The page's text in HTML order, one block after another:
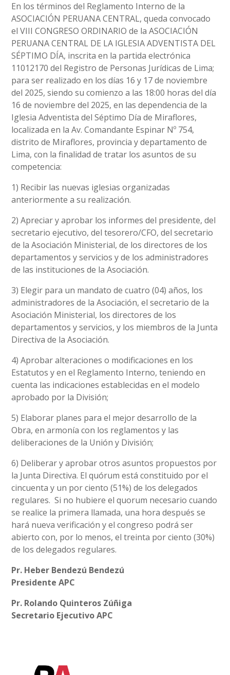
En los términos del Reglamento Interno de la
ASOCIACIÓN PERUANA CENTRAL, queda convocado
el VIII CONGRESO ORDINARIO de la ASOCIACIÓN
PERUANA CENTRAL DE LA IGLESIA ADVENTISTA DEL
SÉPTIMO DÍA, inscrita en la partida electrónica
11012170 del Registro de Personas Jurídicas de Lima;
para ser realizado en los días 16 y 17 de noviembre
del 2025, siendo su comienzo a las 18:00 horas del día
16 de noviembre del 2025, en las dependencia de la
Iglesia Adventista del Séptimo Día de Miraflores,
localizada en la Av. Comandante Espinar Nº 754,
distrito de Miraflores, provincia y departamento de
Lima, con la finalidad de tratar los asuntos de su
competencia:
1) Recibir las nuevas iglesias organizadas
anteriormente a su realización.
2) Apreciar y aprobar los informes del presidente, del
secretario ejecutivo, del tesorero/CFO, del secretario
de la Asociación Ministerial, de los directores de los
departamentos y servicios y de los administradores
de las instituciones de la Asociación.
3) Elegir para un mandato de cuatro (04) años, los
administradores de la Asociación, el secretario de la
Asociación Ministerial, los directores de los
departamentos y servicios, y los miembros de la Junta
Directiva de la Asociación.
4) Aprobar alteraciones o modificaciones en los
Estatutos y en el Reglamento Interno, teniendo en
cuenta las indicaciones establecidas en el modelo
aprobado por la División;
5) Elaborar planes para el mejor desarrollo de la
Obra, en armonía con los reglamentos y las
deliberaciones de la Unión y División;
6) Deliberar y aprobar otros asuntos propuestos por
la Junta Directiva. El quórum está constituido por el
cincuenta y un por ciento (51%) de los delegados
regulares. Si no hubiere el quorum necesario cuando
se realice la primera llamada, una hora después se
hará nueva verificación y el congreso podrá ser
abierto con, por lo menos, el treinta por ciento (30%)
de los delegados regulares.
Pr. Heber Bendezú Bendezú
Presidente APC
Pr. Rolando Quinteros Zúñiga
Secretario Ejecutivo APC